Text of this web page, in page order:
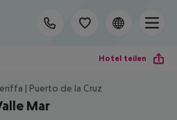
Hotel teilen
| Puerto de la Cruz
Mar